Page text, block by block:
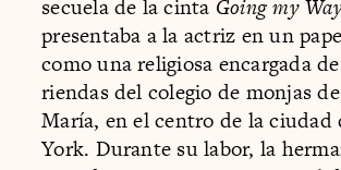
secuela de la cinta Going my
presentaba a la actriz en un
como una religiosa encargada
riendas del colegio de monjas
María, en el centro de la ciudad
York. Durante su labor, la